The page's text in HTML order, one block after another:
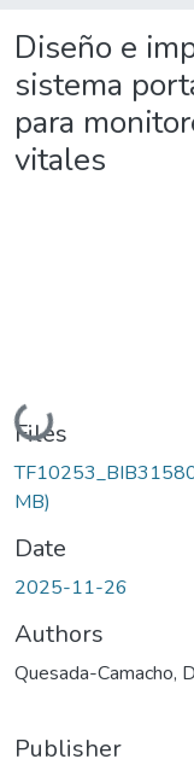
Diseño e
sistema
para
vitales
Loading...
Files
MB)
Date
2025-11-26
Authors
Quesada-Camacho,
Publisher